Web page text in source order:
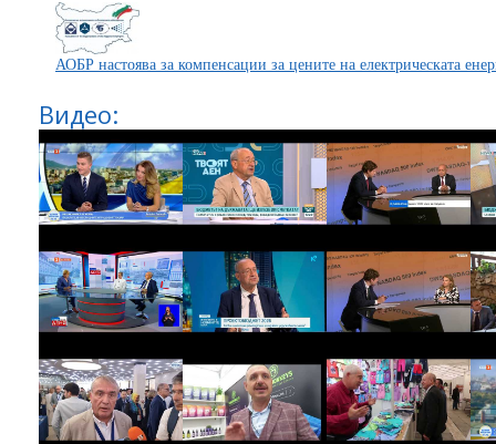
АОБР настоява за компенсации за цените на електрическата
Видео: